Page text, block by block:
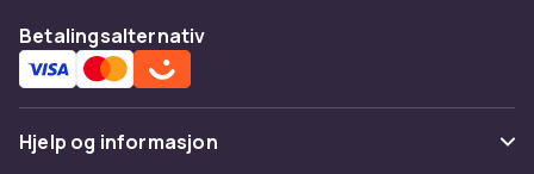
seg pene og tåler hverdagens aktiviteter.
Rutete skjorter og striper er tidløse mønstre
Skjorter med lomme foran og knapper hele
Betalingsalternativ
Hjelp og informasjon